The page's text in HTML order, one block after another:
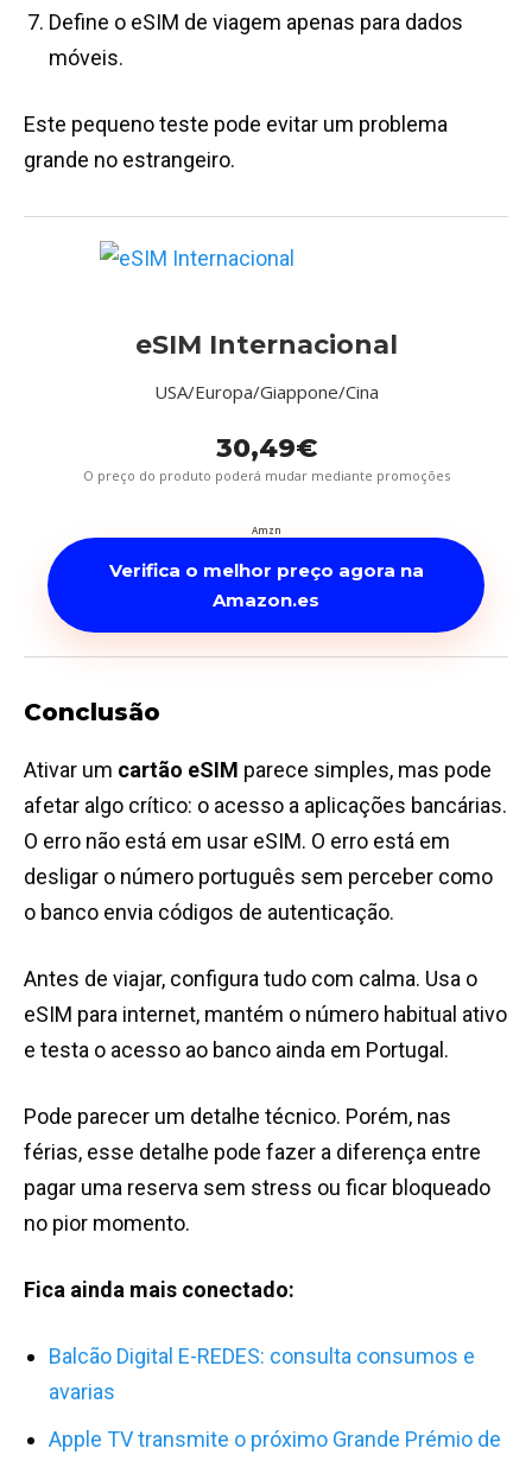
Define o eSIM de viagem apenas para dados
móveis.
Este pequeno teste pode evitar um problema
grande no estrangeiro.
eSIM Internacional
USA/Europa/Giappone/Cina
30,49€
O preço do produto poderá mudar mediante promoções
Amzn
Verifica o melhor preço agora na
Amazon.es
Conclusão
Ativar um cartão eSIM parece simples, mas pode
afetar algo crítico: o acesso a aplicações bancárias.
O erro não está em usar eSIM. O erro está em
desligar o número português sem perceber como
o banco envia códigos de autenticação.
Antes de viajar, configura tudo com calma. Usa o
eSIM para internet, mantém o número habitual ativo
e testa o acesso ao banco ainda em Portugal.
Pode parecer um detalhe técnico. Porém, nas
férias, esse detalhe pode fazer a diferença entre
pagar uma reserva sem stress ou ficar bloqueado
no pior momento.
Fica ainda mais conectado:
Balcão Digital E-REDES: consulta consumos e
avarias
Apple TV transmite o próximo Grande Prémio de